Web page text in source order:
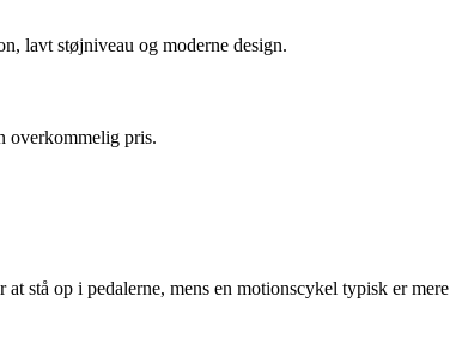
lavt støjniveau og moderne design.
overkommelig pris.
stå op i pedalerne, mens en motionscykel typisk er mere